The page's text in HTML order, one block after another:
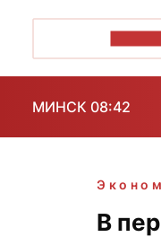
МИНСК 08:42
В